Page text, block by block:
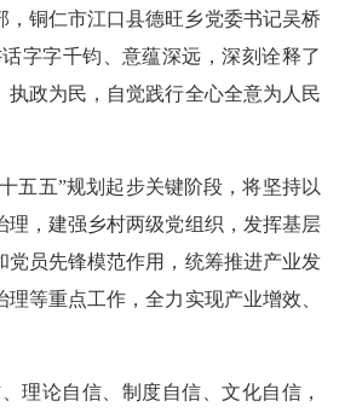
，铜仁市江口县德旺乡党委书记吴桥
字字千钧、意蕴深远，深刻诠释了
执政为民，自觉践行全心全意为人民
五五”规划起步关键阶段，将坚持以
理，建强乡村两级党组织，发挥基层
党员先锋模范作用，统筹推进产业发
等重点工作，全力实现产业增效、
理论自信、制度自信、文化自信，